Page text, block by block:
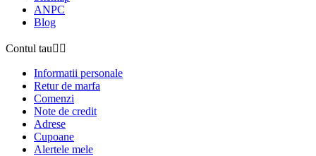
ANPC
Blog
Contul tau 
Informatii personale
Retur de marfa
Comenzi
Note de credit
Adrese
Cupoane
Alertele mele